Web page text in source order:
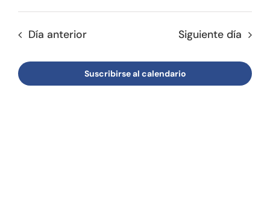
Blog
Tienda online
Contacto
y
vistas
vistas
de
Seleccionar
Día anterior Siguiente día
Suscribirse al calendario